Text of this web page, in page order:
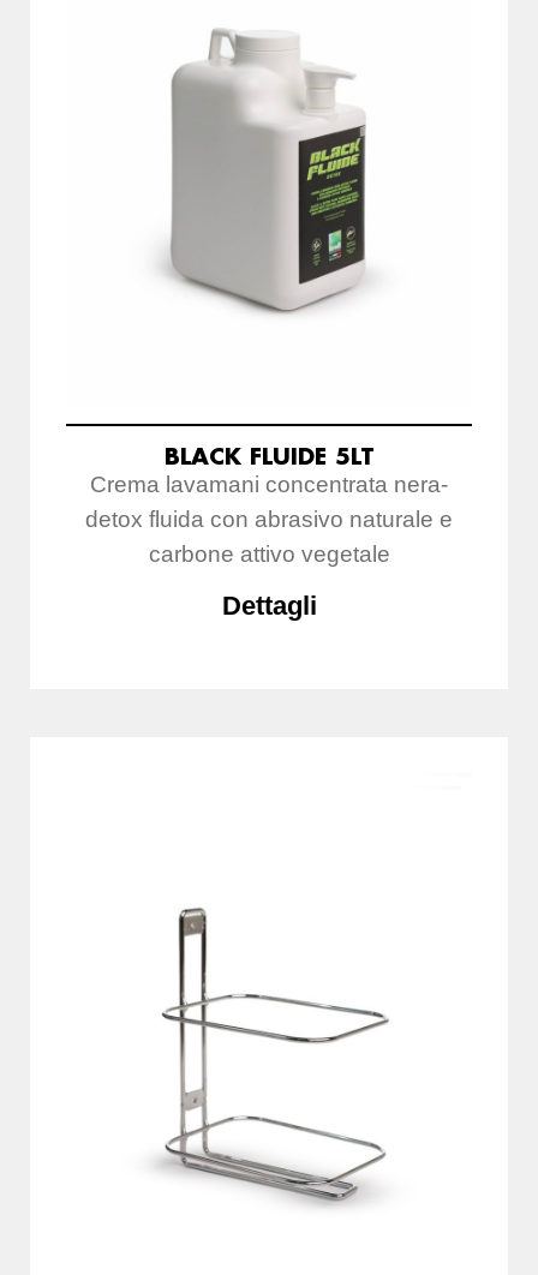
BLACK FLUIDE 5LT
Crema lavamani concentrata nera-
detox fluida con abrasivo naturale e
carbone attivo vegetale
Dettagli